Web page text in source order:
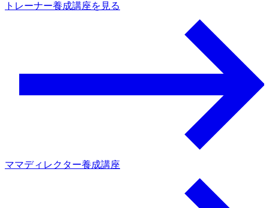
トレーナー養成講座を見る
ママディレクター養成講座